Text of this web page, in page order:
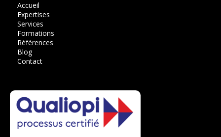
Accueil
Expertises
Services
Formations
Références
Blog
Contact